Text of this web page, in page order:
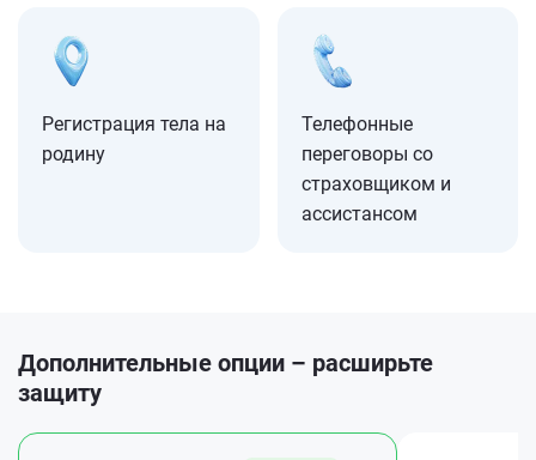
Регистрация тела на
родину
Телефонные
переговоры со
страховщиком и
ассистансом
Дополнительные опции – расширьте
защиту